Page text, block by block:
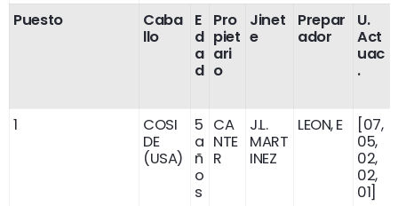
Puesto
Caba
llo
E
d
a
d
Pro
piet
ari
o
Jinet
e
Prepar
ador
U.
Act
uac
.
1
COSI
DE
(USA)
5
a
ñ
o
s
CA
NTE
R
J.L.
MART
INEZ
LEON, E
[07,
05,
02,
02,
01]